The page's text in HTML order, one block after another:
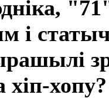
і
хіп-хопу?